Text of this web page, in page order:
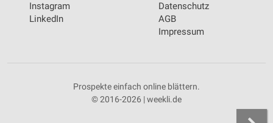
Instagram
LinkedIn
Datenschutz
AGB
Impressum
Prospekte einfach online blättern.
© 2016-2026 | weekli.de